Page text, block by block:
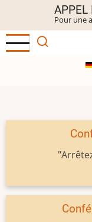
contenu
principal
APPEL
Pour une